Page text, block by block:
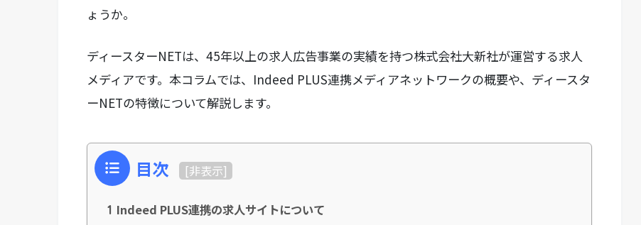
ょうか。
ディースターNETは、45年以上の求人広告事業の実績を持つ株式会社大新社が運営する求人
メディアです。本コラムでは、Indeed PLUS連携メディアネットワークの概要や、ディースタ
ーNETの特徴について解説します。
目次 [非表示]
1 Indeed PLUS連携の求人サイトについて